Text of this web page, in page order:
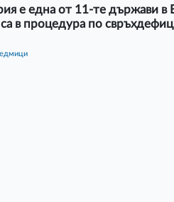
е една от 11-те държави в
в процедура по